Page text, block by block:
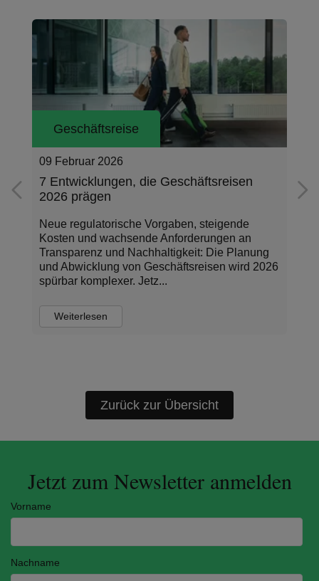
Geschäftsreise
09 Februar 2026
7 Entwicklungen, die Geschäftsreisen
2026 prägen
Neue regulatorische Vorgaben, steigende
Kosten und wachsende Anforderungen an
Transparenz und Nachhaltigkeit: Die Planung
und Abwicklung von Geschäftsreisen wird 2026
spürbar komplexer. Jetz...
Weiterlesen
Zurück zur Übersicht
Jetzt zum Newsletter anmelden
Vorname
Nachname